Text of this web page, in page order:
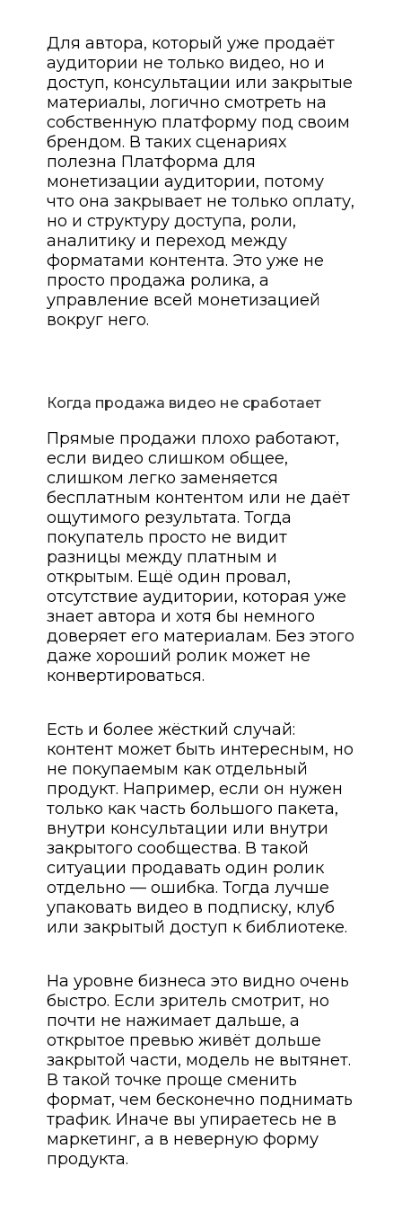
Для автора, который уже продаёт
аудитории не только видео, но и
доступ, консультации или закрытые
материалы, логично смотреть на
собственную платформу под своим
брендом. В таких сценариях
полезна Платформа для
монетизации аудитории, потому
что она закрывает не только оплату,
но и структуру доступа, роли,
аналитику и переход между
форматами контента. Это уже не
просто продажа ролика, а
управление всей монетизацией
вокруг него.
Когда продажа видео не сработает
Прямые продажи плохо работают,
если видео слишком общее,
слишком легко заменяется
бесплатным контентом или не даёт
ощутимого результата. Тогда
покупатель просто не видит
разницы между платным и
открытым. Ещё один провал,
отсутствие аудитории, которая уже
знает автора и хотя бы немного
доверяет его материалам. Без этого
даже хороший ролик может не
конвертироваться.
Есть и более жёсткий случай:
контент может быть интересным, но
не покупаемым как отдельный
продукт. Например, если он нужен
только как часть большого пакета,
внутри консультации или внутри
закрытого сообщества. В такой
ситуации продавать один ролик
отдельно — ошибка. Тогда лучше
упаковать видео в подписку, клуб
или закрытый доступ к библиотеке.
На уровне бизнеса это видно очень
быстро. Если зритель смотрит, но
почти не нажимает дальше, а
открытое превью живёт дольше
закрытой части, модель не вытянет.
В такой точке проще сменить
формат, чем бесконечно поднимать
трафик. Иначе вы упираетесь не в
маркетинг, а в неверную форму
продукта.